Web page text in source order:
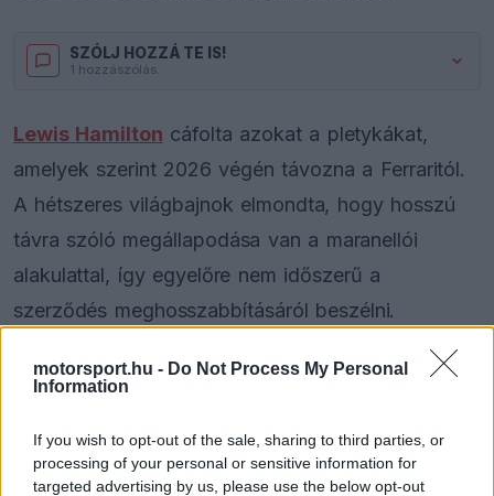
motorsport.hu - Do Not Process My Personal
Information
If you wish to opt-out of the sale, sharing to third parties, or
processing of your personal or sensitive information for
targeted advertising by us, please use the below opt-out
SZÓLJ HOZZÁ TE IS!
1 hozzászólás.
Lewis Hamilton cáfolta azokat a pletykákat,
amelyek szerint 2026 végén távozna a Ferraritól.
A hétszeres világbajnok elmondta, hogy hosszú
távra szóló megállapodása van a maranellói
alakulattal, így egyelőre nem időszerű a
szerződés meghosszabbításáról beszélni.
„Elég hosszú szerződésem van” – mondta a brit
előtt szoktak új megállapodásról egyeztetni,
szóval ettől még messze vagyunk.”